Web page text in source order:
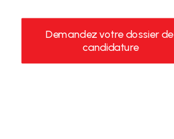
Demandez votre dossier de
candidature